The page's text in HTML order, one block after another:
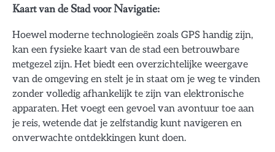
Kaart van de Stad voor Navigatie:
Hoewel moderne technologieën zoals GPS handig zijn,
kan een fysieke kaart van de stad een betrouwbare
metgezel zijn. Het biedt een overzichtelijke weergave
van de omgeving en stelt je in staat om je weg te vinden
zonder volledig afhankelijk te zijn van elektronische
apparaten. Het voegt een gevoel van avontuur toe aan
je reis, wetende dat je zelfstandig kunt navigeren en
onverwachte ontdekkingen kunt doen.